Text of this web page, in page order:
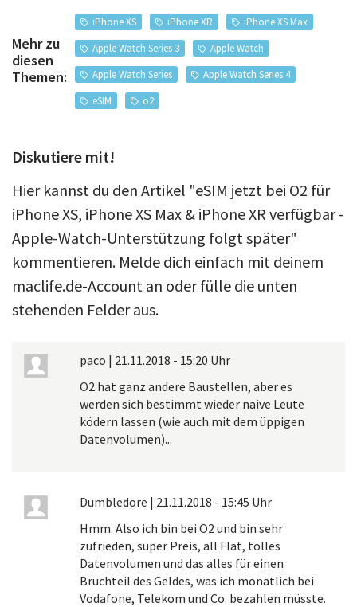
Mehr zu
diesen
Themen:
iPhone XS iPhone XR
iPhone XS Max
Apple Watch Series 3
Apple Watch
Apple Watch Series
Apple Watch Series 4
eSIM
o2
Diskutiere mit!
Hier kannst du den Artikel "eSIM jetzt bei O2 für
iPhone XS, iPhone XS Max & iPhone XR verfügbar -
Apple-Watch-Unterstützung folgt später"
kommentieren. Melde dich einfach mit deinem
maclife.de-Account an oder fülle die unten
stehenden Felder aus.
paco | 21.11.2018 - 15:20 Uhr
O2 hat ganz andere Baustellen, aber es
werden sich bestimmt wieder naive Leute
ködern lassen (wie auch mit dem üppigen
Datenvolumen)...
Dumbledore | 21.11.2018 - 15:45 Uhr
Hmm. Also ich bin bei O2 und bin sehr
zufrieden, super Preis, all Flat, tolles
Datenvolumen und das alles für einen
Bruchteil des Geldes, was ich monatlich bei
Vodafone, Telekom und Co. bezahlen müsste.